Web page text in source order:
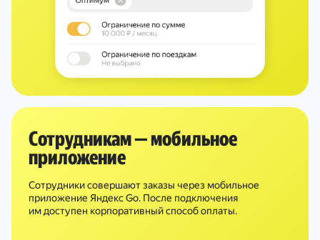
Сотрудникам — мобильное
приложение
Сотрудники совершают заказы через мобильное
приложение Яндекс Go. После подключения
им доступен корпоративный способ оплаты.